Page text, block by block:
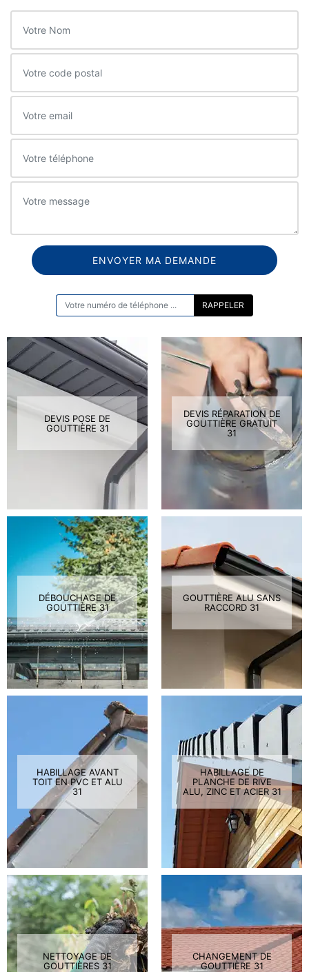
DEVIS POSE DE
GOUTTIÈRE 31
DEVIS RÉPARATION DE
GOUTTIÈRE GRATUIT
31
DÉBOUCHAGE DE
GOUTTIÈRE 31
GOUTTIÈRE ALU SANS
RACCORD 31
HABILLAGE AVANT
TOIT EN PVC ET ALU
31
HABILLAGE DE
PLANCHE DE RIVE
ALU, ZINC ET ACIER 31
NETTOYAGE DE
GOUTTIÈRES 31
CHANGEMENT DE
GOUTTIÈRE 31